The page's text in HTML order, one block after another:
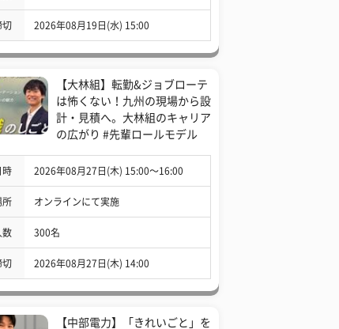
切 2026年08月19日(水) 15:00
【大林組】転勤&ジョブローテ
は怖くない！九州の現場から設
計・見積へ。大林組のキャリア
の広がり #先輩ロールモデル
時 2026年08月27日(木) 15:00〜16:00
所 オンラインにて実施
数 300名
切 2026年08月27日(木) 14:00
【中部電力】「きれいごと」を